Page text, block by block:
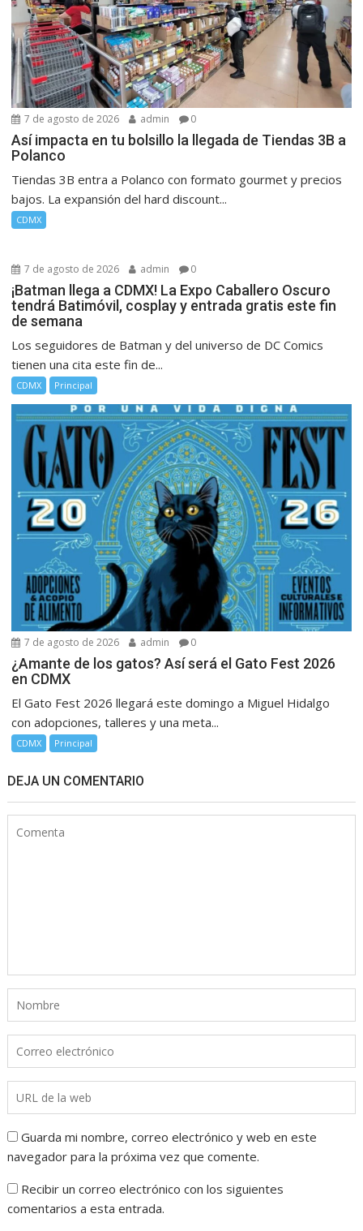
7 de agosto de 2026 admin 0
Así impacta en tu bolsillo la llegada de Tiendas 3B a
Polanco
Tiendas 3B entra a Polanco con formato gourmet y precios
bajos. La expansión del hard discount...
CDMX
7 de agosto de 2026 admin 0
¡Batman llega a CDMX! La Expo Caballero Oscuro
tendrá Batimóvil, cosplay y entrada gratis este fin
de semana
Los seguidores de Batman y del universo de DC Comics
tienen una cita este fin de...
CDMX Principal
7 de agosto de 2026 admin 0
¿Amante de los gatos? Así será el Gato Fest 2026
en CDMX
El Gato Fest 2026 llegará este domingo a Miguel Hidalgo
con adopciones, talleres y una meta...
CDMX Principal
DEJA UN COMENTARIO
Guarda mi nombre, correo electrónico y web en este
navegador para la próxima vez que comente.
Recibir un correo electrónico con los siguientes
comentarios a esta entrada.